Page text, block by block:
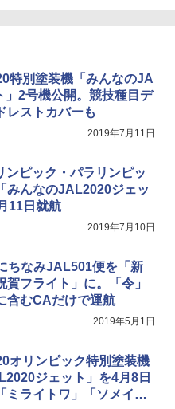
イト 強力 小型 緑色/赤色/青紫色
精度 超長距離照射 長時間使用
ク付き 高安全性 金属製耐久 コ
能設計 持ち運び便利 アウトド
ンプ SUP用 20PSI 電動ポンプ
特別塗装機「みんなのJA
」2号機公開。競技種目デ
レストカバーも
2019年7月11日
ンピック・パラリンピッ
みんなのJAL2020ジェッ
11日就航
2019年7月10日
ちなみJAL501便を「新
賀フライト」に。「令」
含むCAだけで運航
2019年5月1日
オリンピック特別塗装機
ジェット」を4月8日
ミライトワ」「ソメイテ